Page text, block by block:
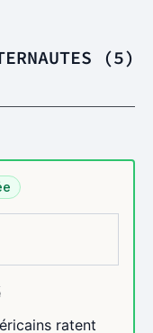
(5)
ratent